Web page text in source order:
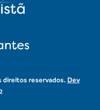
direitos reservados. Dev